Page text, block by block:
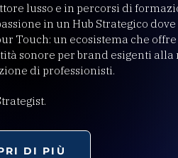
lusso e in percorsi di
in un Hub Strategico
Touch: un ecosistema che
sonore per brand esigenti
di professionisti.
DI PIÙ